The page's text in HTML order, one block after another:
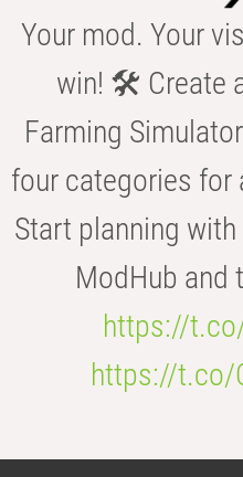
Your mod. Your
win! 🛠️ Create
Farming
four categories for
Start planning
ModHub and
https://
https://t.co/